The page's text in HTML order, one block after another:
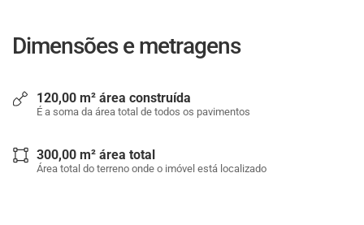
Dimensões e metragens
120,00 m² área construída
É a soma da área total de todos os pavimentos
300,00 m² área total
Área total do terreno onde o imóvel está localizado